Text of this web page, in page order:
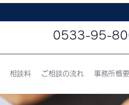
0533-95-
相談料 ご相談の流れ 事務所概要